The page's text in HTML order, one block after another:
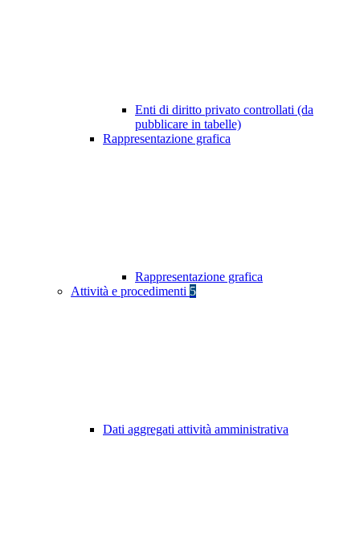
Enti di diritto privato controllati (da
pubblicare in tabelle)
Rappresentazione grafica
Rappresentazione grafica
Attività e procedimenti 5
Dati aggregati attività amministrativa